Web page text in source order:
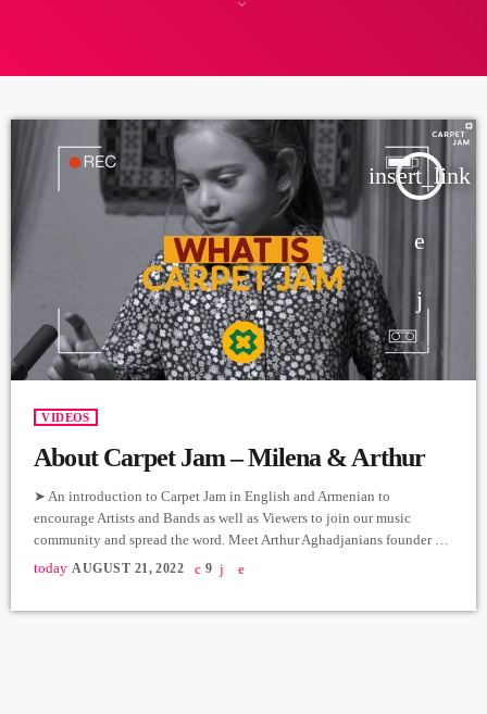
insert_link
VIDEOS
About Carpet Jam – Milena & Arthur
➤ An introduction to Carpet Jam in English and Armenian to
encourage Artists and Bands as well as Viewers to join our music
community and spread the word. Meet Arthur Aghadjanians founder of
Carpet Jam and Milena our star translator. ➤ Անգլերեն և հայերեն
լեզուներով պատմում ենք Carpet Jam-ի մասին՝
today AUGUST 21, 2022 9